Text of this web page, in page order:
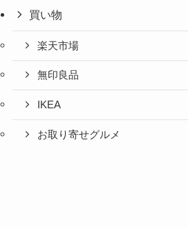
買い物
楽天市場
無印良品
IKEA
お取り寄せグルメ